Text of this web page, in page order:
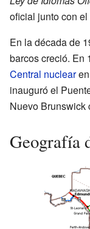
oficial junto con
En la década de
barcos creció. En
Central nuclearen
inauguró el
Nuevo Brunswick
Geografía